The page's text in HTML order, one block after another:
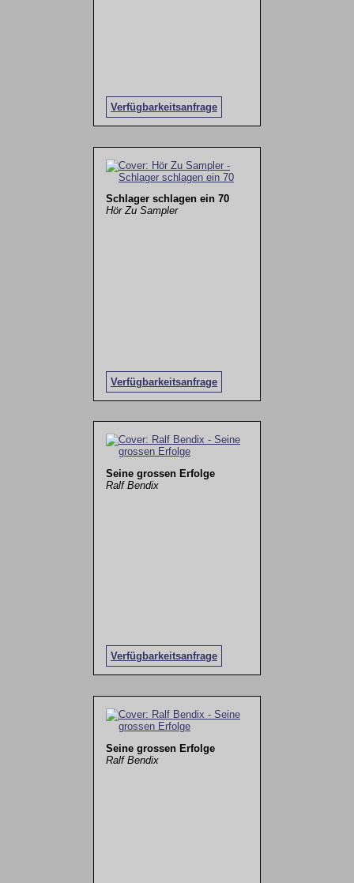
Verfügbarkeitsanfrage
Schlager schlagen ein 70
Hör Zu Sampler
Verfügbarkeitsanfrage
Seine grossen Erfolge
Ralf Bendix
Verfügbarkeitsanfrage
Seine grossen Erfolge
Ralf Bendix